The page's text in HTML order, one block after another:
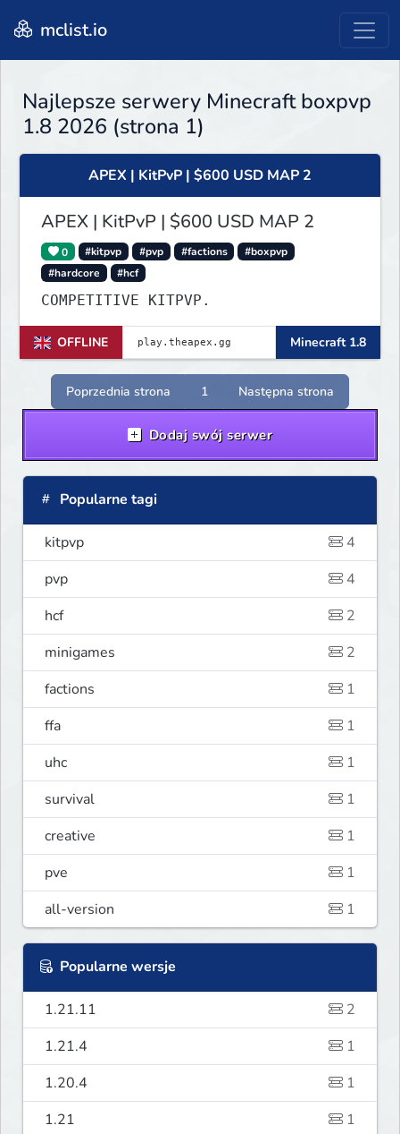
mclist.io
Najlepsze serwery Minecraft boxpvp
1.8 2026 (strona 1)
APEX | KitPvP | $600 USD MAP 2
APEX | KitPvP | $600 USD MAP 2
0 #kitpvp #pvp #factions
#boxpvp
#hardcore
#hcf
COMPETITIVE KITPVP.
OFFLINE Minecraft 1.8
Poprzednia strona 1 Następna strona
Dodaj swój serwer
Popularne tagi
kitpvp
4
pvp
4
hcf
2
minigames
2
factions
1
ffa
1
uhc
1
survival
1
creative
1
pve
1
all-version
1
Popularne wersje
1.21.11
2
1.21.4
1
1.20.4
1
1.21
1